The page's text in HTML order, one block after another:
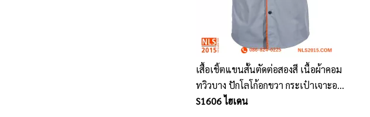
เสื้อเชิ้ตแขนสั้นตัดต่อสองสี เนื้อผ้าคอม
ทวิวบาง ปักโลโก้อกขวา กระเป๋าเจาะอก
ซ้าย
S1606 ไฮเดน